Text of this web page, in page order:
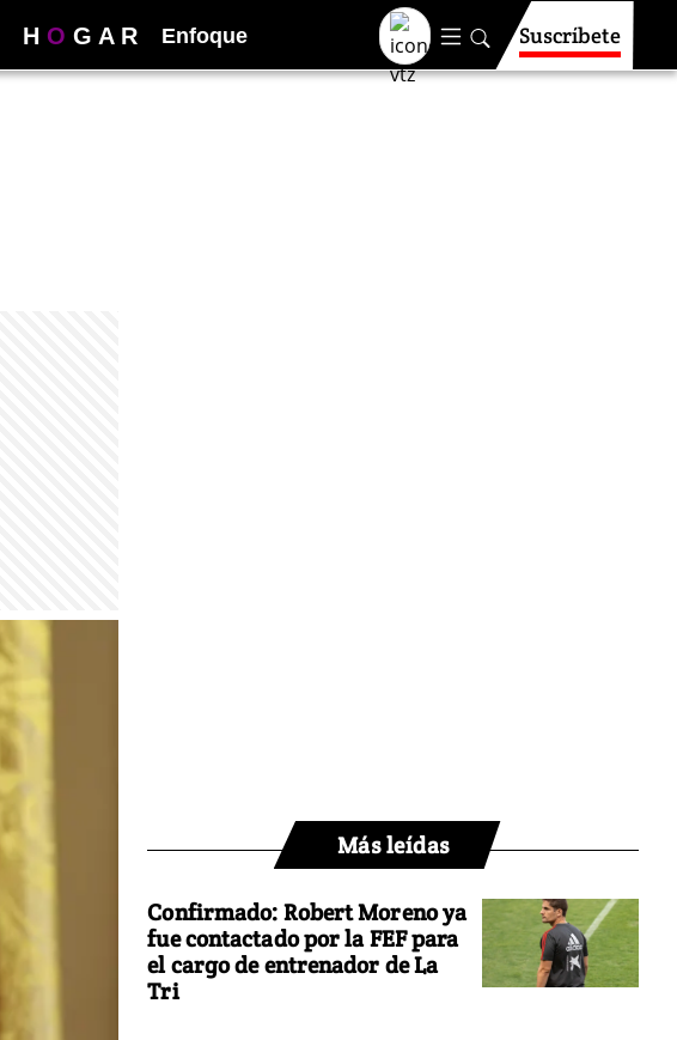
H O G A R Enfoque Suscríbete
Más leídas
Confirmado: Robert Moreno ya
fue contactado por la FEF para
el cargo de entrenador de La
Tri